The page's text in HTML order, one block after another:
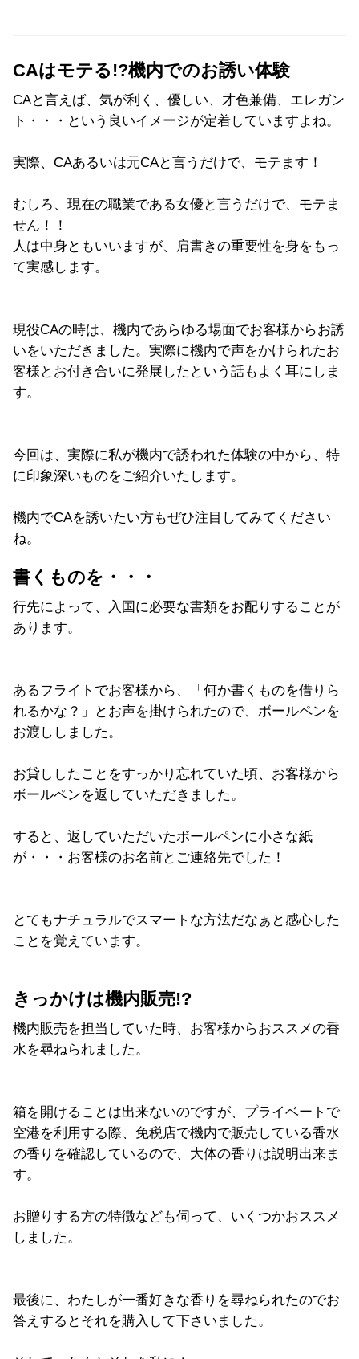
CAはモテる!?機内でのお誘い体験
CAと言えば、気が利く、優しい、才色兼備、エレガン
ト・・・という良いイメージが定着していますよね。
実際、CAあるいは元CAと言うだけで、モテます！
むしろ、現在の職業である女優と言うだけで、モテま
せん！！
人は中身ともいいますが、肩書きの重要性を身をもっ
て実感します。
現役CAの時は、機内であらゆる場面でお客様からお誘
いをいただきました。実際に機内で声をかけられたお
客様とお付き合いに発展したという話もよく耳にしま
す。
今回は、実際に私が機内で誘われた体験の中から、特
に印象深いものをご紹介いたします。
機内でCAを誘いたい方もぜひ注目してみてください
ね。
書くものを・・・
行先によって、入国に必要な書類をお配りすることが
あります。
あるフライトでお客様から、「何か書くものを借りら
れるかな？」とお声を掛けられたので、ボールペンを
お渡ししました。
お貸ししたことをすっかり忘れていた頃、お客様から
ボールペンを返していただきました。
すると、返していただいたボールペンに小さな紙
が・・・お客様のお名前とご連絡先でした！
とてもナチュラルでスマートな方法だなぁと感心した
ことを覚えています。
きっかけは機内販売!?
機内販売を担当していた時、お客様からおススメの香
水を尋ねられました。
箱を開けることは出来ないのですが、プライベートで
空港を利用する際、免税店で機内で販売している香水
の香りを確認しているので、大体の香りは説明出来ま
す。
お贈りする方の特徴なども伺って、いくつかおススメ
しました。
最後に、わたしが一番好きな香りを尋ねられたのでお
答えするとそれを購入して下さいました。